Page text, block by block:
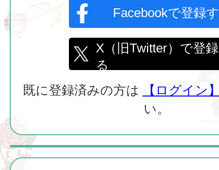
Facebookで登録
X（旧Twitter）で登
る
既に登録済みの方は
【ログイン
い。